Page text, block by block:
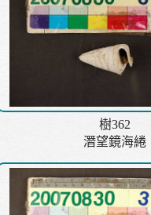
樹362
潛望鏡海綣